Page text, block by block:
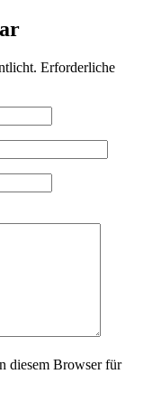
Erforderliche
diesem Browser für